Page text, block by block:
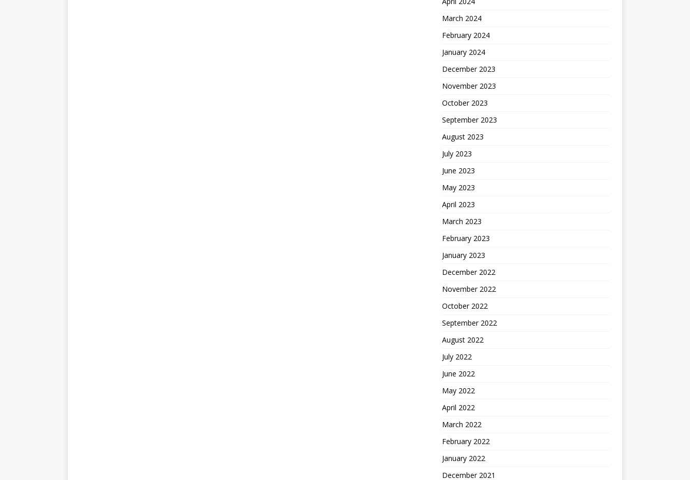
March 2024
February 2024
January 2024
December 2023
November 2023
October 2023
September 2023
August 2023
July 2023
June 2023
May 2023
April 2023
March 2023
February 2023
January 2023
December 2022
November 2022
October 2022
September 2022
August 2022
July 2022
June 2022
May 2022
April 2022
March 2022
February 2022
January 2022
December 2021